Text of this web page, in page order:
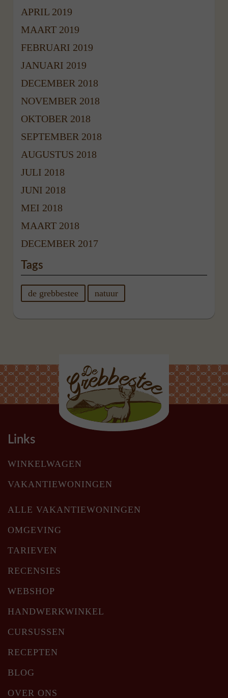
APRIL 2019
MAART 2019
FEBRUARI 2019
JANUARI 2019
DECEMBER 2018
NOVEMBER 2018
OKTOBER 2018
SEPTEMBER 2018
AUGUSTUS 2018
JULI 2018
JUNI 2018
MEI 2018
MAART 2018
DECEMBER 2017
Tags
de grebbestee natuur
Links
WINKELWAGEN
VAKANTIEWONINGEN
ALLE VAKANTIEWONINGEN
OMGEVING
TARIEVEN
RECENSIES
WEBSHOP
HANDWERKWINKEL
CURSUSSEN
RECEPTEN
BLOG
OVER ONS